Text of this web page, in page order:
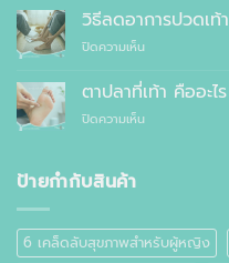
สุขภาพ
สำเร็จรูป
ทั่วไป
รองเท้า
ไหน
สุขภาพ
กับ
รองเท้า
ต่าง
อย่างไร
วิธีลดอาการปวดเท้า
ปิดความเห็นบน
ลด
อาการ
ปวด
ตาปลาที่เท้า คืออะไร
ปิดความเห็นบน
ป้ายกำกับสินค้า
6 เคล็ดลับสุขภาพสำหรับผู้หญิง